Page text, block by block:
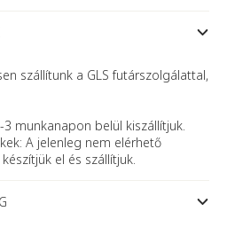
szállítunk a GLS futárszolgálattal,
munkanapon belül kiszállítjuk.
A jelenleg nem elérhető
el és szállítjuk.